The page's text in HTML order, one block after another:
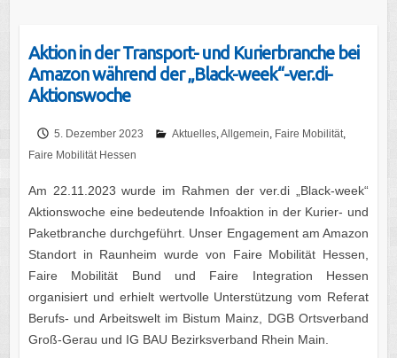
Aktion in der Transport- und Kurierbranche bei
Amazon während der „Black-week“-ver.di-
Aktionswoche
5. Dezember 2023 Aktuelles,Allgemein, Faire Mobilität,
Faire Mobilität Hessen
Am 22.11.2023 wurde im Rahmen der ver.di „Black-week“
Aktionswoche eine bedeutende Infoaktion in der Kurier- und
Paketbranche durchgeführt. Unser Engagement am Amazon
Standort in Raunheim wurde von Faire Mobilität Hessen,
Faire Mobilität Bund und Faire Integration Hessen
organisiert und erhielt wertvolle Unterstützung vom Referat
Berufs- und Arbeitswelt im Bistum Mainz, DGB Ortsverband
Groß-Gerau und IG BAU Bezirksverband Rhein Main.